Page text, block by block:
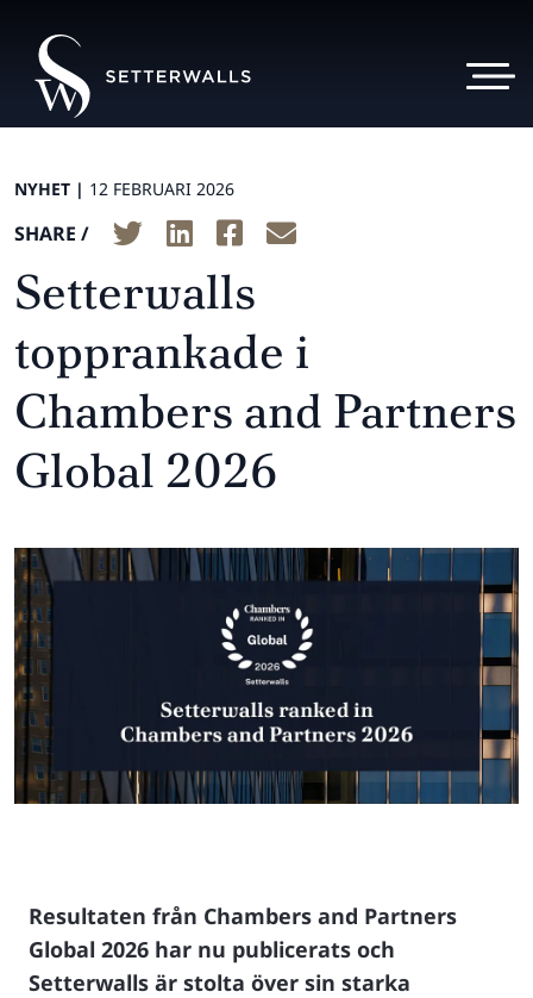
NYHET | 12 FEBRUARI 2026
SHARE /
Setterwalls
topprankade i
Chambers and Partners
Global 2026
Resultaten från Chambers and Partners
Global 2026 har nu publicerats och
Setterwalls är stolta över sin starka